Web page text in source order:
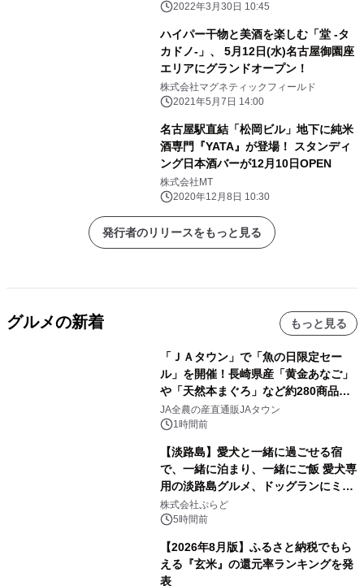
2022年3月30日 10:45
ハイパー干物と美酒を楽しむ「堂 -タ
カドノ-」、 5月12日(水)名古屋御園座
エリアにグランドオープン！
株式会社マグネティックフィールド
2021年5月7日 14:00
名古屋駅直結「松岡ビル」地下に純米
酒専門『YATA』が登場！ スタンディ
ング日本酒バーが12月10日OPEN
株式会社MT
2020年12月8日 10:30
発行者のリリースをもっと見る
グルメの新着 もっと見る
「ＪＡタウン」で「魚の日限定セー
ル」を開催！長崎県産「黄金あなご」
や「天然本まぐろ」など約280商品を
販売！～毎月１０日の定例企画～
JA全農の産直通販JAタウン
1時間前
【淡路島】愛犬と一緒に過ごせる宿
で、一緒に泊まり、一緒にご飯 愛犬専
用の淡路島グルメ、ドッグランにミニ
プール グランピングとトレーラーハウ
スの2施設で
株式会社ぷらど
5時間前
【2026年8月版】ふるさと納税でもら
える『玄米』の還元率ランキングを発
表